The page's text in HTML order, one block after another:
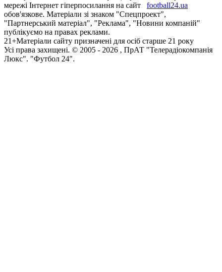
мережі Інтернет гіперпосилання на сайт
football24.ua
обов'язкове. Матеріали зі знаком "Спецпроект",
"Партнерський матеріал", "Реклама", "Новини компаній"
публікуємо на правах реклами.
21+Матеріали сайту призначені для осіб старше 21 року
Усi права захищенi. © 2005 - 2026 , ПрАТ "Телерадіокомпанія
Люкс". "Футбол 24".